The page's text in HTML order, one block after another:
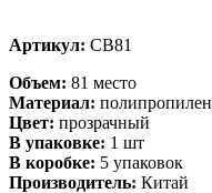
Артикул: СВ81
Объем: 81 место
Материал: полипропилен
Цвет: прозрачный
В упаковке: 1 шт
В коробке: 5 упаковок
Производитель: Китай